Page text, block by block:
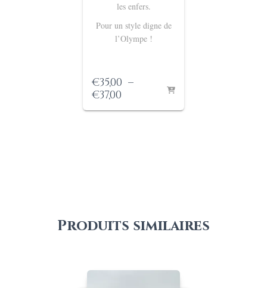
les enfers.
Pour un style digne de
l’Olympe !
€35,00 –
€37,00Plage
de
Produits similaires